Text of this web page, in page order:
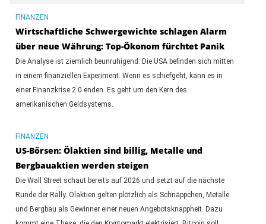
FINANZEN
Wirtschaftliche Schwergewichte schlagen Alarm
über neue Währung: Top-Ökonom fürchtet Panik
Die Analyse ist ziemlich beunruhigend: Die USA befinden sich mitten
in einem finanziellen Experiment. Wenn es schiefgeht, kann es in
einer Finanzkrise 2.0 enden. Es geht um den Kern des
amerikanischen Geldsystems.
FINANZEN
US-Börsen: Ölaktien sind billig, Metalle und
Bergbauaktien werden steigen
Die Wall Street schaut bereits auf 2026 und setzt auf die nächste
Runde der Rally. Ölaktien gelten plötzlich als Schnäppchen, Metalle
und Bergbau als Gewinner einer neuen Angebotsknappheit. Dazu